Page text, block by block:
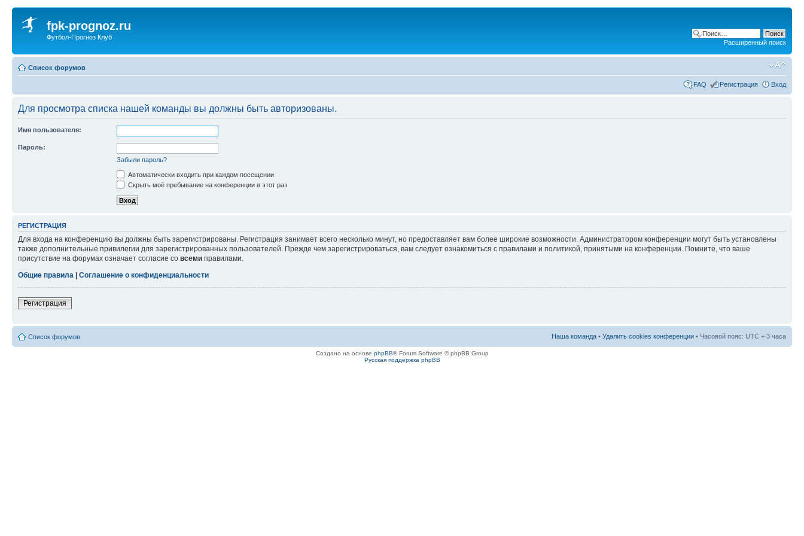
fpk-prognoz.ru
Футбол-Прогноз Клуб
Расширенный поиск
Список форумов
FAQ Регистрация Вход
Для просмотра списка нашей команды вы должны быть авторизованы.
Имя пользователя:
Пароль:
Забыли пароль?
Автоматически входить при каждом посещении
Скрыть моё пребывание на конференции в этот раз
РЕГИСТРАЦИЯ
Для входа на конференцию вы должны быть зарегистрированы. Регистрация занимает всего несколько минут, но предоставляет вам более широкие возможности. Администратором конференции могут быть установлены
также дополнительные привилегии для зарегистрированных пользователей. Прежде чем зарегистрироваться, вам следует ознакомиться с правилами и политикой, принятыми на конференции. Помните, что ваше
присутствие на форумах означает согласие со всеми правилами.
Общие правила
Соглашение о конфиденциальности
Регистрация
Список форумов Наша команда • Удалить cookies конференции • Часовой пояс: UTC + 3 часа
Создано на основе phpBB® Forum Software © phpBB Group
Русская поддержка phpBB